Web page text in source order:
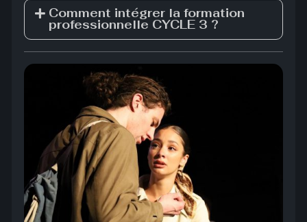
Comment intégrer la formation
professionnelle CYCLE 3 ?